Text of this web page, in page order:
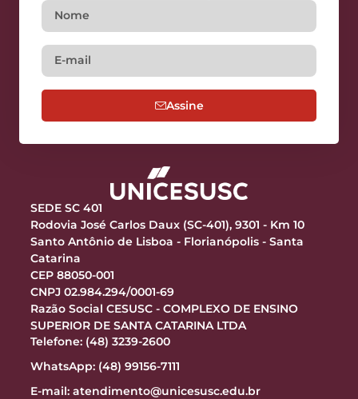
Assine
SEDE SC 401
Rodovia José Carlos Daux (SC-401), 9301 - Km 10
Santo Antônio de Lisboa - Florianópolis - Santa
Catarina
CEP 88050-001
CNPJ 02.984.294/0001-69
Razão Social CESUSC - COMPLEXO DE ENSINO
SUPERIOR DE SANTA CATARINA LTDA
Telefone: (48) 3239-2600
WhatsApp: (48) 99156-7111
E-mail: atendimento@unicesusc.edu.br